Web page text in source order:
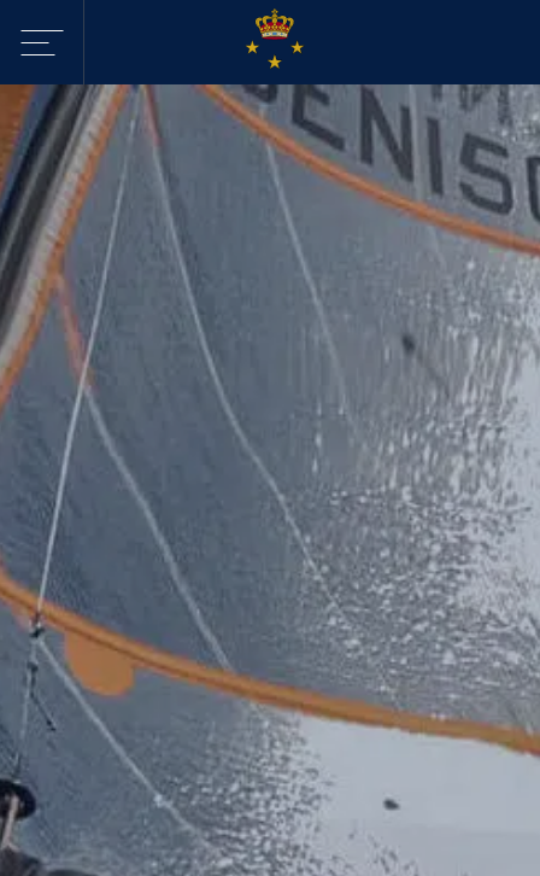
Sejltilbud i
Havne
Aktiviteter
Webcam - Byggeri
KDYNyheder
KDY
Afdelinger
Event Sailing
Talent & Elite
Onboard
KDY
Partnere
OmKDY